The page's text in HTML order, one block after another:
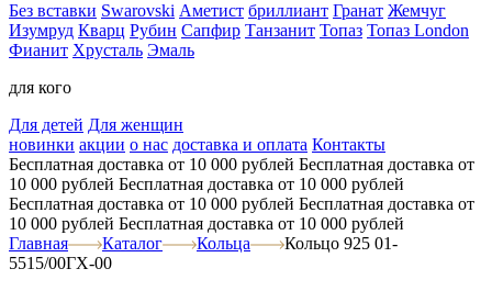
Без вставки Swarovski Аметист бриллиант Гранат Жемчуг
Изумруд Кварц Рубин Сапфир Танзанит Топаз Топаз London
Фианит Хрусталь Эмаль
для кого
Для детей Для женщин
новинки акции о нас доставка и оплата Контакты
Бесплатная доставка от 10 000 рублей Бесплатная доставка от
10 000 рублей Бесплатная доставка от 10 000 рублей
Бесплатная доставка от 10 000 рублей Бесплатная доставка от
10 000 рублей Бесплатная доставка от 10 000 рублей
Главная
Каталог Кольца
Кольцо 925 01-
5515/00ГХ-00